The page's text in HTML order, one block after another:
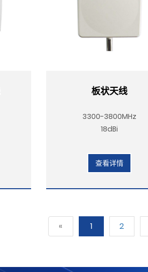
板状天线
3300-3800MHz
18dBi
查看详情
« 1 2